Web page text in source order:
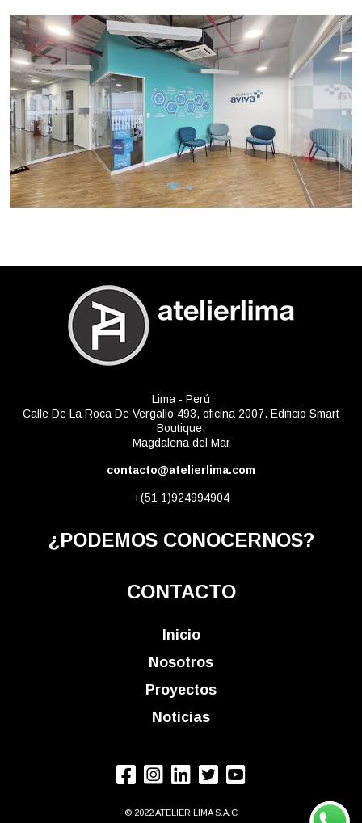
Lima - Perú
Calle De La Roca De Vergallo 493, oficina 2007. Edificio Smart
Boutique.
Magdalena del Mar
contacto@atelierlima.com
+(51 1)924994904
¿PODEMOS CONOCERNOS?
CONTACTO
Inicio
Nosotros
Proyectos
Noticias
© 2022 ATELIER LIMA S.A.C